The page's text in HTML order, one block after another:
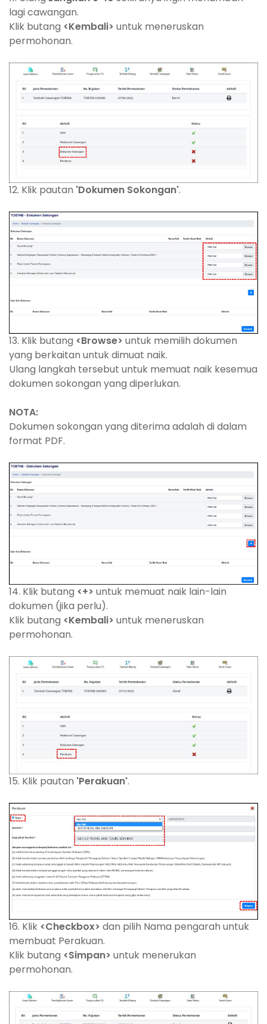
lagi cawangan.
Klik butang <Kembali> untuk meneruskan
permohonan.
12. Klik pautan 'Dokumen Sokongan'.
13. Klik butang <Browse> untuk memilih dokumen
yang berkaitan untuk dimuat naik.
Ulang langkah tersebut untuk memuat naik kesemua
dokumen sokongan yang diperlukan.
NOTA:
Dokumen sokongan yang diterima adalah di dalam
format PDF.
14. Klik butang <+> untuk memuat naik lain-lain
dokumen (jika perlu).
Klik butang <Kembali> untuk meneruskan
permohonan.
15. Klik pautan 'Perakuan'.
16. Klik <Checkbox> dan pilih Nama pengarah untuk
membuat Perakuan.
Klik butang <Simpan> untuk menerukan
permohonan.